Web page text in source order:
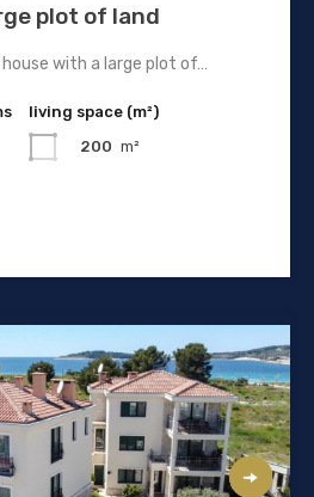
plot of land
with a large plot of…
living space (m²)
200 m²